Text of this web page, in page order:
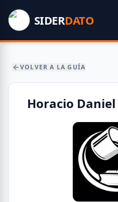
SIDERDATO
VOLVER A LA GUÍA
Horacio